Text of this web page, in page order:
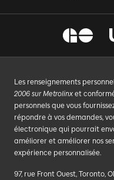
Les renseignements
2006 sur Metrolinx et
personnels que vous
répondre à vos demandes,
électronique qui pourrait
améliorer et améliorer nos
expérience personnalisée.
97, rue Front Ouest, Toronto,